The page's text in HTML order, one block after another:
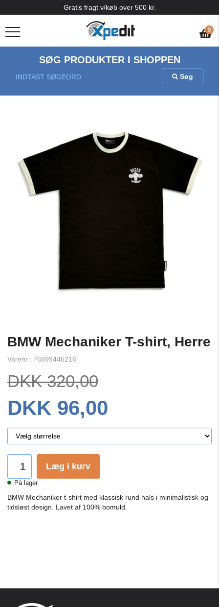
0
Gratis fragt v/køb over 500 kr.
SØG PRODUKTER I SHOPPEN
Søg
BMW Mechaniker T-shirt, Herre
Varenr.: 76899446216
DKK 320,00
DKK 96,00
Læg i kurv
På lager
BMW Mechaniker t-shirt med klassisk rund hals i minimalistisk og
tidsløst design. Lavet af 100% bomuld.